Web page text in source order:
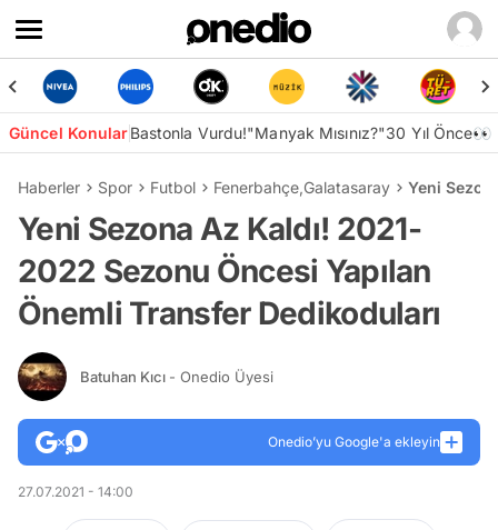
Güncel KonularBastonla Vurdu!"Manyak Mısınız?"30 Yıl Önce👀
Haberler Spor Futbol Fenerbahçe,Galatasaray Yeni
Yeni Sezona Az Kaldı! 2021-
2022 Sezonu Öncesi Yapılan
Önemli Transfer Dedikoduları
Batuhan Kıcı - Onedio Üyesi
Onedio’yu Google'a ekleyin
27.07.2021 - 14:00